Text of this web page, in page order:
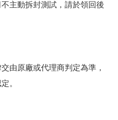
主動拆封測試，請於領回後
由原廠或代理商判定為準，
。